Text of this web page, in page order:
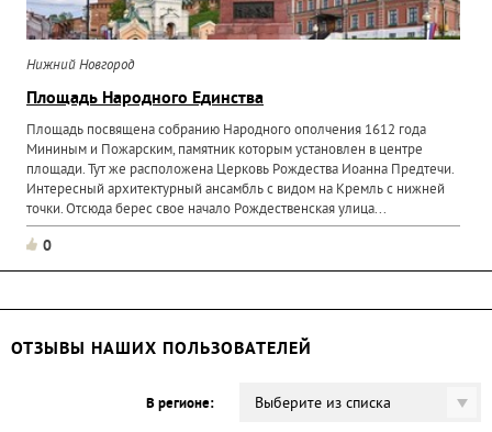
Нижний Новгород
Площадь Народного Единства
Площадь посвящена собранию Народного ополчения 1612 года
Мининым и Пожарским, памятник которым установлен в центре
площади. Тут же расположена Церковь Рождества Иоанна Предтечи.
Интересный архитектурный ансамбль с видом на Кремль с нижней
точки. Отсюда берес свое начало Рождественская улица...
0
ОТЗЫВЫ НАШИХ ПОЛЬЗОВАТЕЛЕЙ
В регионе: Выберите из списка